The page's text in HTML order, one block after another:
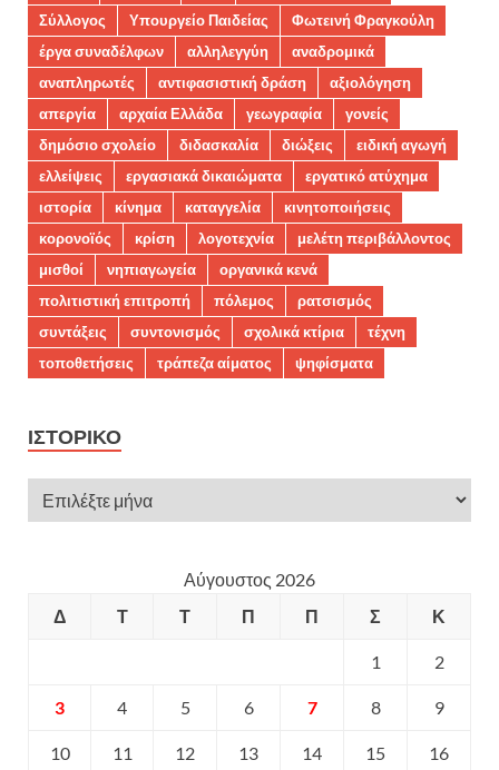
Σύλλογος
Υπουργείο Παιδείας
Φωτεινή Φραγκούλη
έργα συναδέλφων
αλληλεγγύη
αναδρομικά
αναπληρωτές
αντιφασιστική δράση
αξιολόγηση
απεργία
αρχαία Ελλάδα γεωγραφία
γονείς
δημόσιο σχολείο
διδασκαλία διώξεις
ειδική αγωγή
ελλείψεις
εργασιακά δικαιώματα
εργατικό ατύχημα
ιστορία
κίνημα καταγγελία
κινητοποιήσεις
κορονοϊός
κρίση λογοτεχνία
μελέτη περιβάλλοντος
μισθοί
νηπιαγωγεία
οργανικά κενά
πολιτιστική επιτροπή
πόλεμος
ρατσισμός
συντάξεις
συντονισμός σχολικά κτίρια
τέχνη
τοποθετήσεις
τράπεζα αίματος ψηφίσματα
ΙΣΤΟΡΙΚΌ
Αύγουστος 2026
Δ
Τ Τ Π Π Σ Κ
1 2
3 4 5 6 7 8 9
10 11 12 13 14 15 16